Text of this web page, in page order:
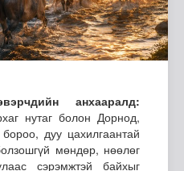
анхааралд:
нутаг болон Дорнод,
дуу цахилгаантай
мөндөр, нөөлөг
сэрэмжтэй байхыг